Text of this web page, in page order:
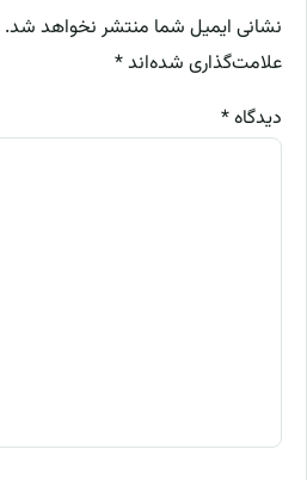
نشانی ایمیل شما منتشر نخواهد شد.
علامت‌گذاری شده‌اند*
دیدگاه*